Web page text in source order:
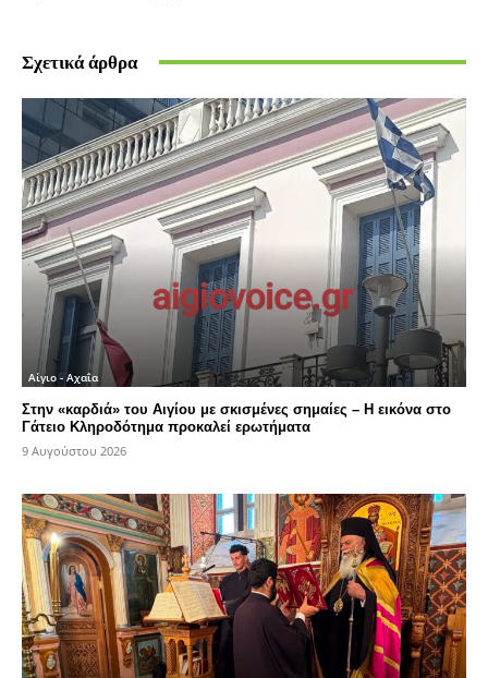
Σχετικά άρθρα
Αίγιο - Αχαΐα
Στην «καρδιά» του Αιγίου με σκισμένες σημαίες – Η εικόνα στο
Γάτειο Κληροδότημα προκαλεί ερωτήματα
9 Αυγούστου 2026